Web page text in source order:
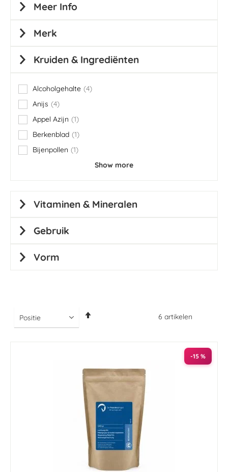
6 artikelen
-15 %
Meer Info
Merk
Kruiden & Ingrediënten
Alcoholgehalte 4
items
Anijs
4
items
Appel Azijn
1
item
Berkenblad 1
item
Bijenpollen
1
item
Show more
Vitaminen & Mineralen
Gebruik
Vorm